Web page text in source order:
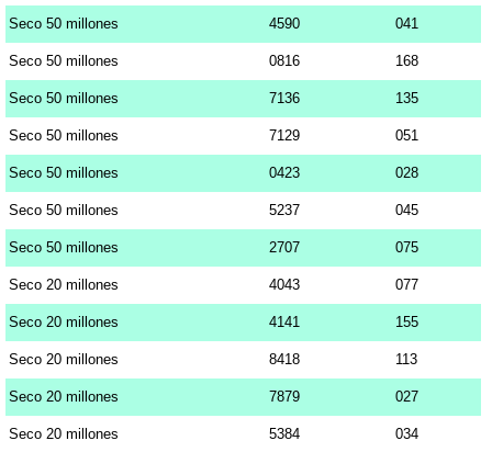
Seco 50 millones 4590 041
Seco 50 millones 0816 168
Seco 50 millones 7136 135
Seco 50 millones 7129 051
Seco 50 millones 0423 028
Seco 50 millones 5237 045
Seco 50 millones 2707 075
Seco 20 millones 4043 077
Seco 20 millones 4141 155
Seco 20 millones 8418 113
Seco 20 millones 7879 027
Seco 20 millones 5384 034